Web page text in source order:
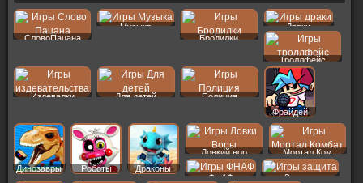
СловоПацана
Музыка
Бродилки
Драки
Троллфейс
Издевалки Для детей
Полиция
Фрайдей
Динозавры Роботы Драконы
Ловкий вор Мортал Ком
ФНАФ Защита